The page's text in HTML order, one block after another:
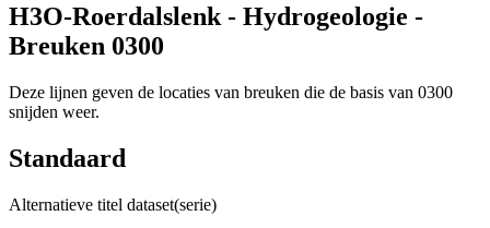
H3O-Roerdalslenk - Hydrogeologie -
Breuken 0300
Deze lijnen geven de locaties van breuken die de basis van 0300
snijden weer.
Standaard
Alternatieve titel dataset(serie)